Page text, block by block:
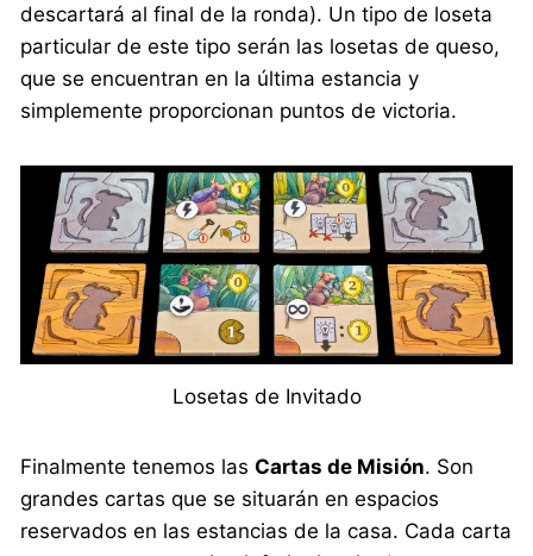
descartará al final de la ronda). Un tipo de loseta
particular de este tipo serán las losetas de queso,
que se encuentran en la última estancia y
simplemente proporcionan puntos de victoria.
Losetas de Invitado
Finalmente tenemos lasCartas de Misión. Son
grandes cartas que se situarán en espacios
reservados en las estancias de la casa. Cada carta